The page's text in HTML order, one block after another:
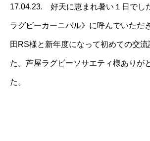
17.04.23. 好天に恵まれ暑い１日でし
ラグビーカーニバル》に呼んでいただ
田RS様と新年度になって初めての交
た。芦屋ラグビーソサエティ様ありが
た。